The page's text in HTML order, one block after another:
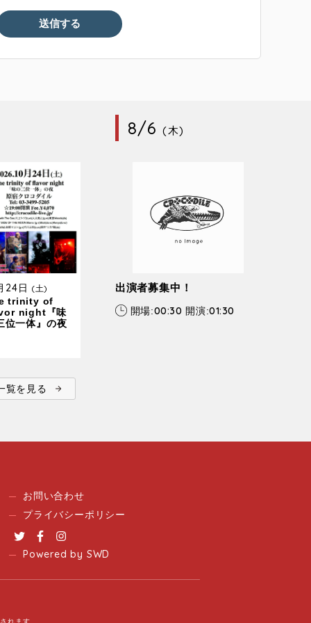
24日 (土)
trinity of
night『味
位一体』の夜
覧を見る
8/6(木)
出演者募集中！
開場:00:30 開演:01:30
お問い合わせ
プライバシーポリシー
TwitterFacebook
Powered by SWD
れます。